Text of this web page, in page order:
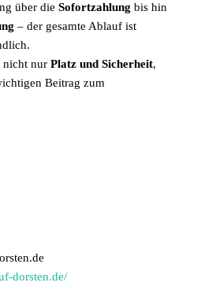
über die Sofortzahlung bis hin
– der gesamte Ablauf ist
nicht nur Platz und Sicherheit,
Beitrag zum
dorsten.de/